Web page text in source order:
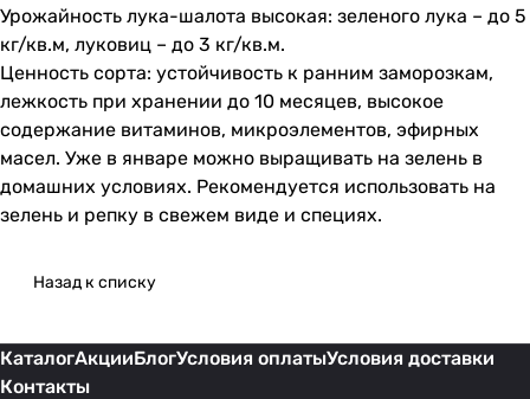
Урожайность лука-шалота высокая: зеленого лука – до 5
кг/кв.м, луковиц – до 3 кг/кв.м.
Ценность сорта: устойчивость к ранним заморозкам,
лежкость при хранении до 10 месяцев, высокое
содержание витаминов, микроэлементов, эфирных
масел. Уже в январе можно выращивать на зелень в
домашних условиях. Рекомендуется использовать на
зелень и репку в свежем виде и специях.
Назад к списку
КаталогАкцииБлогУсловия оплатыУсловия доставки
Контакты